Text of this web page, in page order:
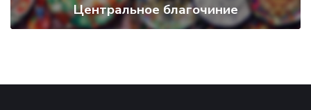
Центральное благочиние